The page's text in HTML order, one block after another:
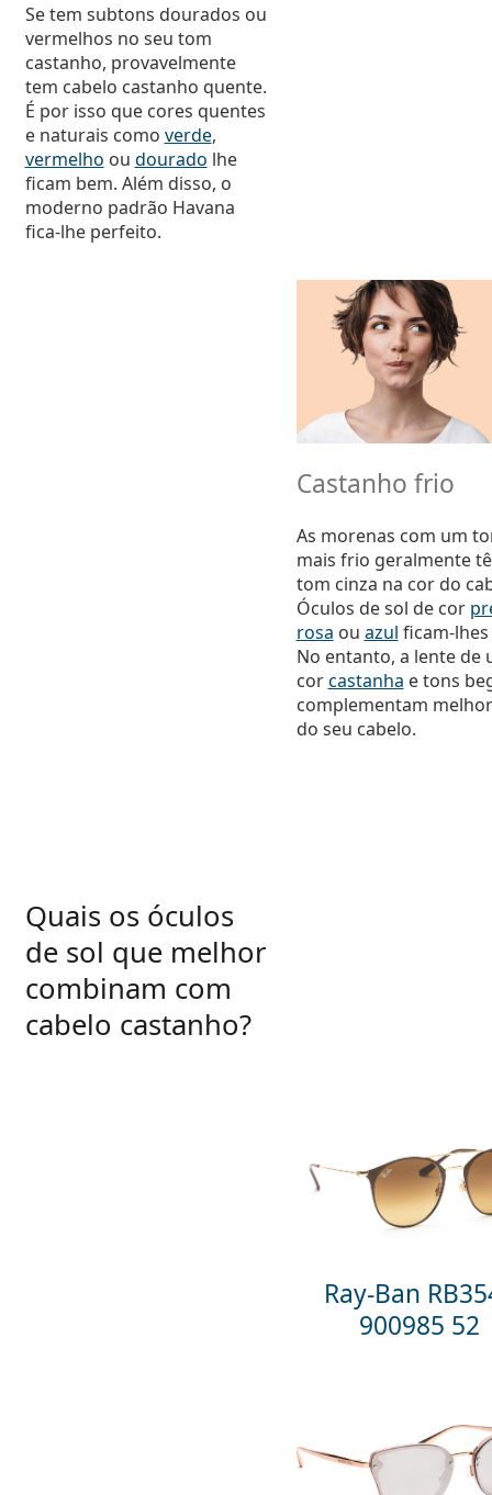
Se tem subtons dourados ou
vermelhos no seu tom
castanho, provavelmente
tem cabelo castanho quente.
É por isso que cores quentes
e naturais como verde,
vermelho ou dourado lhe
ficam bem. Além disso, o
moderno padrão Havana
fica-lhe perfeito.
Castanho frio
As morenas com um
mais frio geralmente
tom cinza na cor do
Óculos de sol de cor
rosa ou azul ficam-
No entanto, a lente de
corcastanha e tons
complementam
do seu cabelo.
Quais os óculos
de sol que melhor
combinam com
cabelo castanho?
Ray-Ban
900985 52